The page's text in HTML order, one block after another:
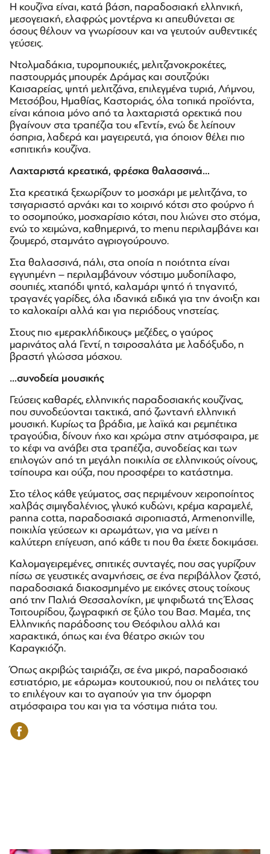
Η κουζίνα είναι, κατά βάση, παραδοσιακή ελληνική,
μεσογειακή, ελαφρώς μοντέρνα κι απευθύνεται σε
όσους θέλουν να γνωρίσουν και να γευτούν αυθεντικές
γεύσεις.
Ντολμαδάκια, τυρομπουκιές, μελιτζανοκροκέτες,
παστουρμάς μπουρέκ Δράμας και σουτζούκι
Καισαρείας, ψητή μελιτζάνα, επιλεγμένα τυριά, Λήμνου,
Μετσόβου, Ημαθίας, Καστοριάς, όλα τοπικά προϊόντα,
είναι κάποια μόνο από τα λαχταριστά ορεκτικά που
βγαίνουν στα τραπέζια του «Γεντί», ενώ δε λείπουν
όσπρια, λαδερά και μαγειρευτά, για όποιον θέλει πιο
«σπιτική» κουζίνα.
Λαχταριστά κρεατικά, φρέσκα θαλασσινά…
Στα κρεατικά ξεχωρίζουν το μοσχάρι με μελιτζάνα, το
τσιγαριαστό αρνάκι και το χοιρινό κότσι στο φούρνο ή
το οσομπούκο, μοσχαρίσιο κότσι, που λιώνει στο στόμα,
ενώ το χειμώνα, καθημερινά, το menu περιλαμβάνει και
ζουμερό, σταμνάτο αγριογούρουνο.
Στα θαλασσινά, πάλι, στα οποία η ποιότητα είναι
εγγυημένη – περιλαμβάνουν νόστιμο μυδοπίλαφο,
σουπιές, χταπόδι ψητό, καλαμάρι ψητό ή τηγανιτό,
τραγανές γαρίδες, όλα ιδανικά ειδικά για την άνοιξη και
το καλοκαίρι αλλά και για περιόδους νηστείας.
Στους πιο «μερακλήδικους» μεζέδες, ο γαύρος
μαρινάτος αλά Γεντί, η τσιροσαλάτα με λαδόξυδο, η
βραστή γλώσσα μόσχου.
…συνοδεία μουσικής
Γεύσεις καθαρές, ελληνικής παραδοσιακής κουζίνας,
που συνοδεύονται τακτικά, από ζωντανή ελληνική
μουσική. Κυρίως τα βράδια, με λαϊκά και ρεμπέτικα
τραγούδια, δίνουν ήχο και χρώμα στην ατμόσφαιρα, με
το κέφι να ανάβει στα τραπέζια, συνοδείας και των
επιλογών από τη μεγάλη ποικιλία σε ελληνικούς οίνους,
τσίπουρα και ούζα, που προσφέρει το κατάστημα.
Στο τέλος κάθε γεύματος, σας περιμένουν χειροποίητος
χαλβάς σιμιγδαλένιος, γλυκό κυδώνι, κρέμα καραμελέ,
panna cotta, παραδοσιακά σιροπιαστά, Armenonville,
ποικιλία γεύσεων κι αρωμάτων, για να μείνει η
καλύτερη επίγευση, από κάθε τι που θα έχετε δοκιμάσει.
Καλομαγειρεμένες, σπιτικές συνταγές, που σας γυρίζουν
πίσω σε γευστικές αναμνήσεις, σε ένα περιβάλλον ζεστό,
παραδοσιακά διακοσμημένο με εικόνες στους τοίχους
από την Παλιά Θεσσαλονίκη, με ψηφιδωτά της Έλσας
Τσιτουρίδου, ζωγραφική σε ξύλο του Βασ. Μαμέα, της
Ελληνικής παράδοσης του Θεόφιλου αλλά και
χαρακτικά, όπως και ένα θέατρο σκιών του
Καραγκιόζη.
Όπως ακριβώς ταιριάζει, σε ένα μικρό, παραδοσιακό
εστιατόριο, με «άρωμα» κουτουκιού, που οι πελάτες του
το επιλέγουν και το αγαπούν για την όμορφη
ατμόσφαιρα του και για τα νόστιμα πιάτα του.